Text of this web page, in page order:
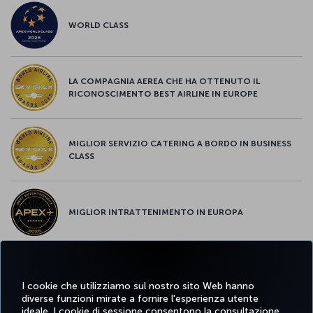
I cookie che utilizziamo sul nostro sito Web hanno
diverse funzioni mirate a fornire l'esperienza utente
WORLD CLASS
LA COMPAGNIA AEREA CHE HA OTTENUTO IL
RICONOSCIMENTO BEST AIRLINE IN EUROPE
MIGLIOR SERVIZIO CATERING A BORDO IN BUSINESS
CLASS
MIGLIOR INTRATTENIMENTO IN EUROPA